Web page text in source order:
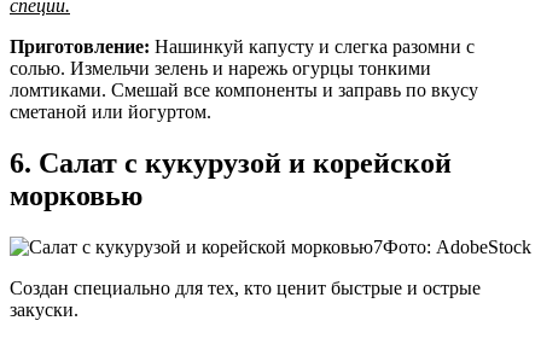
специи.
Приготовление: Нашинкуй капусту и слегка разомни с
солью. Измельчи зелень и нарежь огурцы тонкими
ломтиками. Смешай все компоненты и заправь по вкусу
сметаной или йогуртом.
6. Салат с кукурузой и корейской
морковью
Фото: AdobeStock
Создан специально для тех, кто ценит быстрые и острые
закуски.